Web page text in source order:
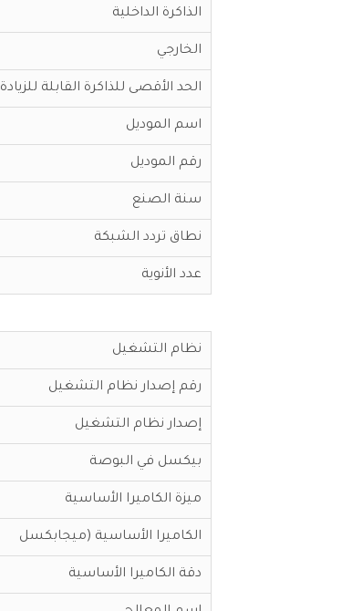
الذاكرة الداخلية
الخارجي
الحد الأقصى للذاكرة القابلة للزيادة
اسم الموديل
رقم الموديل
سنة الصنع
نطاق تردد الشبكة
عدد الأنوية
نظام التشغيل
رقم إصدار نظام التشغيل
إصدار نظام التشغيل
بيكسل في البوصة
ميزة الكاميرا الأساسية
الكاميرا الأساسية (ميجابكسل
دقة الكاميرا الأساسية